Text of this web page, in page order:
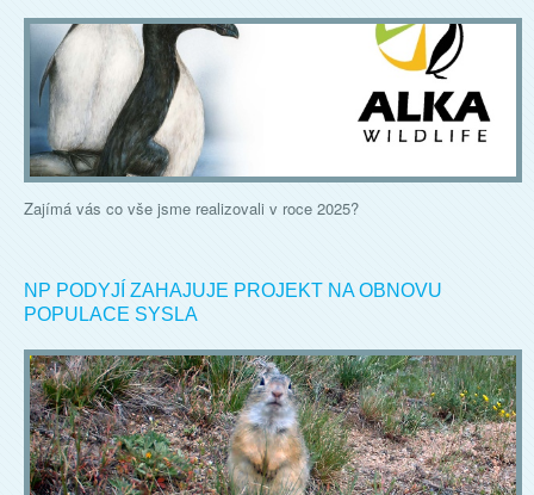
Zajímá vás co vše jsme realizovali v roce 2025?
NP PODYJÍ ZAHAJUJE PROJEKT NA OBNOVU
POPULACE SYSLA